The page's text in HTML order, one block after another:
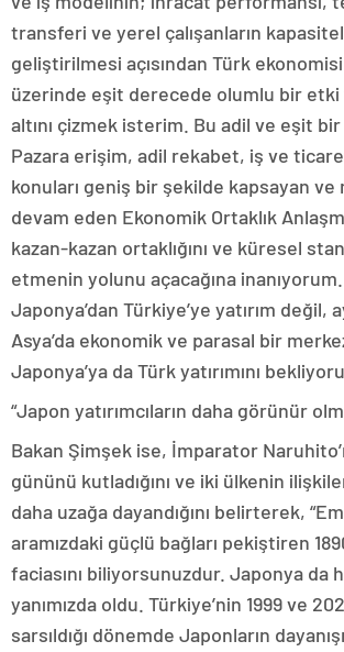
transferi ve yerel çalışanların
geliştirilmesi açısından Türk
üzerinde eşit derecede olumlu bir etki
altını çizmek isterim. Bu adil ve eşit bir
Pazara erişim, adil rekabet, iş ve
konuları geniş bir şekilde kapsayan ve
devam eden Ekonomik Ortaklık
kazan-kazan ortaklığını ve küresel
etmenin yolunu açacağına
Japonya’dan Türkiye’ye yatırım değil,
Asya’da ekonomik ve parasal bir
Japonya’ya da Türk yatırımını
“Japon yatırımcıların daha görünür
Bakan Şimşek ise, İmparator
gününü kutladığını ve iki ülkenin
daha uzağa dayandığını belirterek,
aramızdaki güçlü bağları pekiştiren
faciasını biliyorsunuzdur. Japonya da
yanımızda oldu. Türkiye’nin 1999 ve
sarsıldığı dönemde Japonların